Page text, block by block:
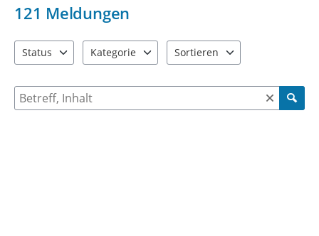
121 Meldungen
Status
Kategorie
Sortieren
Suche nach Meldungen und Kommentaren